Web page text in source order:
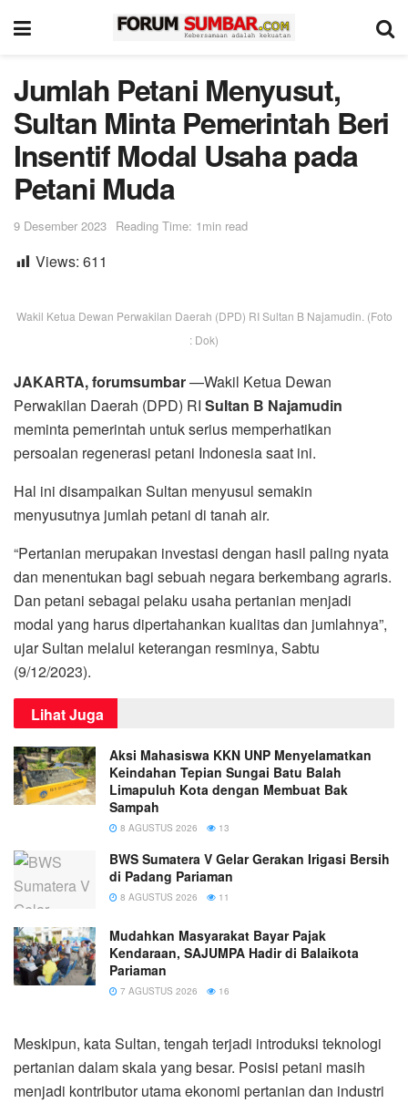
Jumlah Petani Menyusut,
Sultan Minta Pemerintah Beri
Insentif Modal Usaha pada
Petani Muda
9 Desember 2023 Reading Time: 1min read
Views: 611
Wakil Ketua Dewan Perwakilan Daerah (DPD) RI Sultan B Najamudin. (Foto
: Dok)
JAKARTA, forumsumbar—Wakil Ketua Dewan
Perwakilan Daerah (DPD) RI Sultan B Najamudin
meminta pemerintah untuk serius memperhatikan
persoalan regenerasi petani Indonesia saat ini.
Hal ini disampaikan Sultan menyusul semakin
menyusutnya jumlah petani di tanah air.
“Pertanian merupakan investasi dengan hasil paling nyata
dan menentukan bagi sebuah negara berkembang agraris.
Dan petani sebagai pelaku usaha pertanian menjadi
modal yang harus dipertahankan kualitas dan jumlahnya”,
ujar Sultan melalui keterangan resminya, Sabtu
(9/12/2023).
Lihat Juga
Aksi Mahasiswa KKN UNP Menyelamatkan
Keindahan Tepian Sungai Batu Balah
Limapuluh Kota dengan Membuat Bak
Sampah
8 AGUSTUS 2026 13
BWS Sumatera V Gelar Gerakan Irigasi Bersih
di Padang Pariaman
8 AGUSTUS 2026 11
Mudahkan Masyarakat Bayar Pajak
Kendaraan, SAJUMPA Hadir di Balaikota
Pariaman
7 AGUSTUS 2026 16
Meskipun, kata Sultan, tengah terjadi introduksi teknologi
pertanian dalam skala yang besar. Posisi petani masih
menjadi kontributor utama ekonomi pertanian dan industri